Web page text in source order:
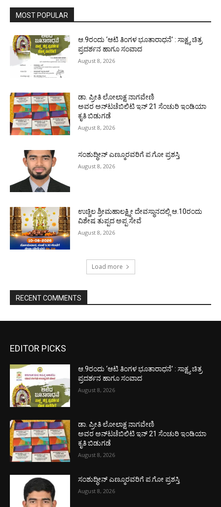
MOST POPULAR
ಆ.9ರಂದು ‘ಆಟಿ ತಿಂಗಳ ಭೂತಾರಾಧನೆ’ : ಸಾಕ್ಷ್ಯ ಚಿತ್ರ
ಪ್ರದರ್ಶನ ಹಾಗೂ ಸಂವಾದ
August 8, 2026
ಡಾ. ಪ್ರೀತಿ ಲೋಲಾಕ್ಷ ನಾಗವೇಣಿ
ಅವರ ಅನ್‌ಟಚೆಬಿಲಿಟಿ ಇನ್ 21 ಸೆಂಚುರಿ ಇಂಡಿಯಾ
ಕೃತಿ ಬಿಡುಗಡೆ
August 8, 2026
ಸಂಶುದ್ಧೀನ್ ಎಣ್ಮೂರವರಿಗೆ ಪ.ಗೋ ಪ್ರಶಸ್ತಿ
August 8, 2026
ಉಚ್ಚಿಲ ಶ್ರೀಮಹಾಲಕ್ಷ್ಮೀ ದೇವಸ್ಥಾನದಲ್ಲಿ ಆ.10ರಂದು
ವಿಶೇಷ ತುಪ್ಪದ ಅಪ್ಪ ಸೇವೆ
August 8, 2026
Load more
RECENT COMMENTS
EDITOR PICKS
ಆ.9ರಂದು ‘ಆಟಿ ತಿಂಗಳ ಭೂತಾರಾಧನೆ’ : ಸಾಕ್ಷ್ಯ ಚಿತ್ರ
ಪ್ರದರ್ಶನ ಹಾಗೂ ಸಂವಾದ
August 8, 2026
ಡಾ. ಪ್ರೀತಿ ಲೋಲಾಕ್ಷ ನಾಗವೇಣಿ
ಅವರ ಅನ್‌ಟಚೆಬಿಲಿಟಿ ಇನ್ 21 ಸೆಂಚುರಿ ಇಂಡಿಯಾ
ಕೃತಿ ಬಿಡುಗಡೆ
August 8, 2026
ಸಂಶುದ್ಧೀನ್ ಎಣ್ಮೂರವರಿಗೆ ಪ.ಗೋ ಪ್ರಶಸ್ತಿ
August 8, 2026